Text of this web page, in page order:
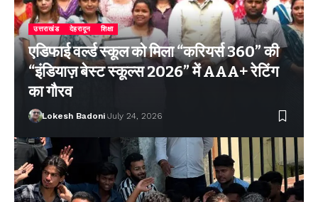
उत्तराखंड देहरादून शिक्षा
एडिफाई वर्ल्ड स्कूल को मिला “करियर्स 360” की
“इंडियाज़ बेस्ट स्कूल्स 2026” में AAA+ रेटिंग
का गौरव
Lokesh Badoni July 24, 2026